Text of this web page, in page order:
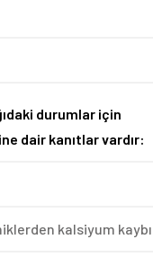
durumlar için
dair kanıtlar vardır:
kalsiyum kaybı